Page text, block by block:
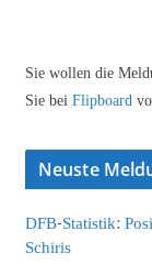
Sie wollen die
Sie beiFlipboard
Neuste
DFB-Statistik:
Schiris